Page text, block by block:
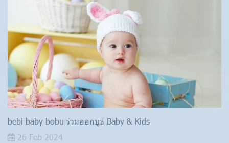
bebi baby bobu ร่วมออกบูธ Baby & Kids
26 Feb 2024